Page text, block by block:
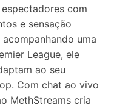
com
e sensação
uma
League, ele
ao seu
Com chat ao vivo
MethStreams cria